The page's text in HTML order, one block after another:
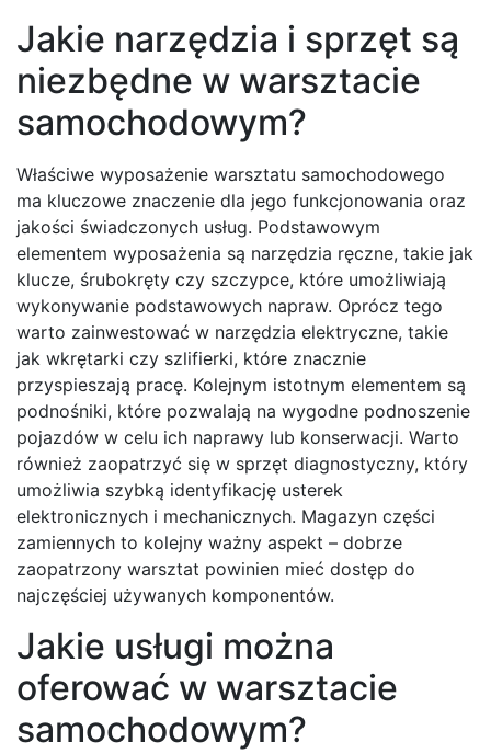
Jakie narzędzia i sprzęt są
niezbędne w warsztacie
samochodowym?
Właściwe wyposażenie warsztatu samochodowego
ma kluczowe znaczenie dla jego funkcjonowania oraz
jakości świadczonych usług. Podstawowym
elementem wyposażenia są narzędzia ręczne, takie jak
klucze, śrubokręty czy szczypce, które umożliwiają
wykonywanie podstawowych napraw. Oprócz tego
warto zainwestować w narzędzia elektryczne, takie
jak wkrętarki czy szlifierki, które znacznie
przyspieszają pracę. Kolejnym istotnym elementem są
podnośniki, które pozwalają na wygodne podnoszenie
pojazdów w celu ich naprawy lub konserwacji. Warto
również zaopatrzyć się w sprzęt diagnostyczny, który
umożliwia szybką identyfikację usterek
elektronicznych i mechanicznych. Magazyn części
zamiennych to kolejny ważny aspekt – dobrze
zaopatrzony warsztat powinien mieć dostęp do
najczęściej używanych komponentów.
Jakie usługi można
oferować w warsztacie
samochodowym?